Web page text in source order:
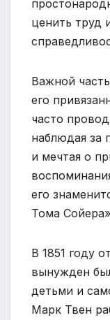
ценить труд
Важной
его
часто
наблюдая за
и мечтая о
его
Тома
В 1851 году
вынужден
детьми и
Марк Твен